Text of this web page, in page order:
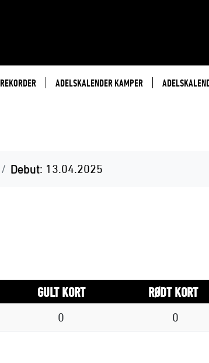
REKORDER ADELSKALENDER KAMPER
Debut: 13.04.2025
GULT KORT RØDT KORT
0 0